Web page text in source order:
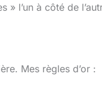
l’un à côté de
Mes règles d’or :